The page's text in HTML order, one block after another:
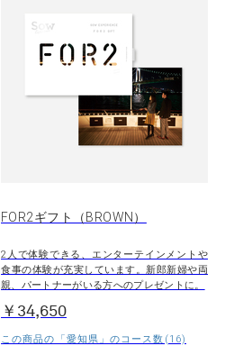
FOR2ギフト（BROWN）
2人で体験できる、エンターテインメントや
食事の体験が充実しています。新郎新婦や両
親、パートナーがいる方へのプレゼントに。
￥34,650
この商品の「愛知県」のコース数(16)